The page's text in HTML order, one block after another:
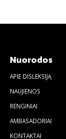
Nuorodos
APIE DISLEKSIJĄ
NAUJIENOS
RENGINIAI
AMBASADORIAI
KONTAKTAI